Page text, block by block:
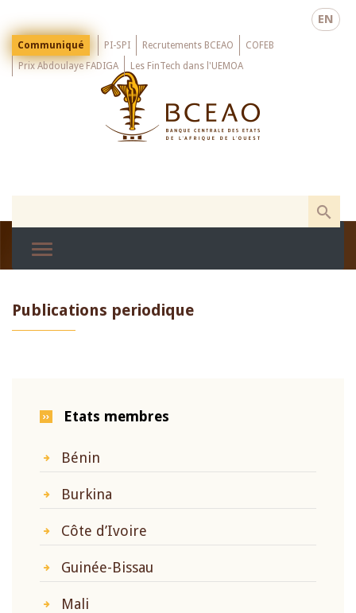
main
EN
Menu
Top
Communiqué PI-SPI Recrutements BCEAO
COFEB
Prix Abdoulaye FADIGA
Les FinTech dans l'UEMOA
Publications periodique
Etats membres
Bénin
Burkina
Côte d’Ivoire
Guinée-Bissau
Mali